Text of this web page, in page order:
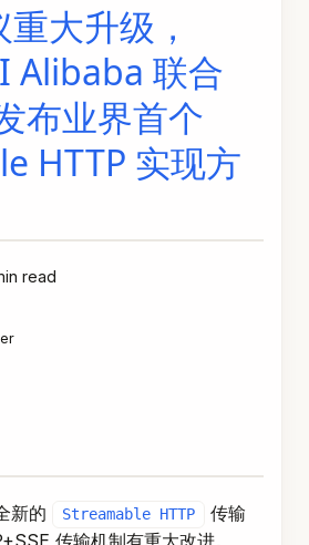
大升级，
Alibaba 联合
布业界首个
HTTP 实现方
read
新的 Streamable HTTP
传输